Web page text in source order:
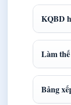
KQBD
Làm
Bảng